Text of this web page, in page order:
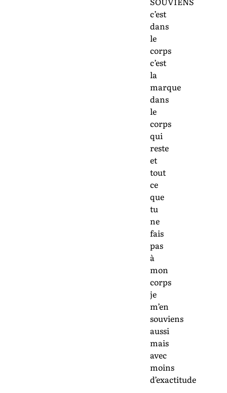
c’est
dans
le
corps
c’est
la
marque
dans
le
corps
qui
reste
et
tout
ce
que
tu
ne
fais
pas
à
mon
corps
je
m’en
souviens
aussi
mais
avec
moins
d’exactitude